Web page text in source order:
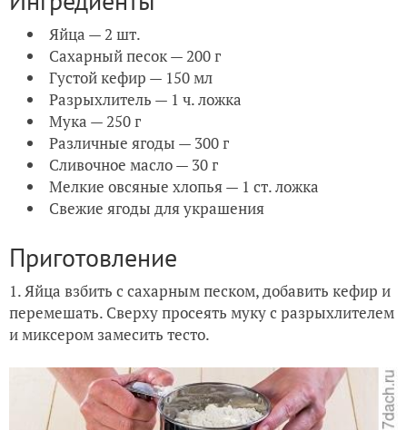
Яйца — 2 шт.
Сахарный песок — 200 г
Густой кефир — 150 мл
Разрыхлитель — 1 ч. ложка
Мука — 250 г
Различные ягоды — 300 г
Сливочное масло — 30 г
Мелкие овсяные хлопья — 1 ст. ложка
Свежие ягоды для украшения
Приготовление
1. Яйца взбить с сахарным песком, добавить кефир и
перемешать. Сверху просеять муку с разрыхлителем
и миксером замесить тесто.